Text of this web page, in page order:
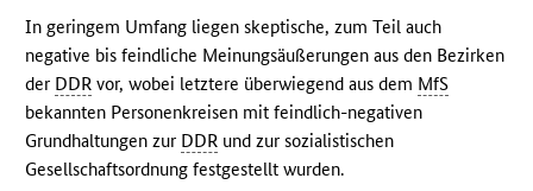
In geringem Umfang liegen skeptische, zum Teil auch
negative bis feindliche Meinungsäußerungen aus den Bezirken
der DDR vor, wobei letztere überwiegend aus dem MfS
bekannten Personenkreisen mit feindlich-negativen
Grundhaltungen zur DDR und zur sozialistischen
Gesellschaftsordnung festgestellt wurden.